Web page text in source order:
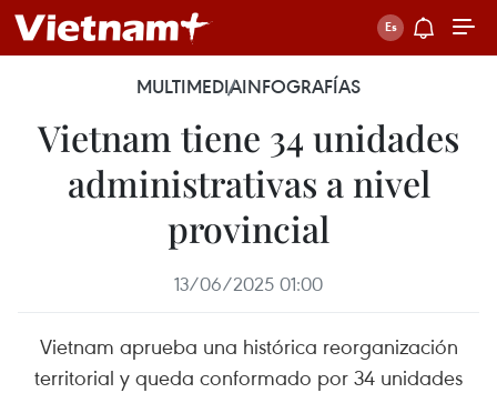
MULTIMEDIAINFOGRAFÍAS
Vietnam tiene 34 unidades
administrativas a nivel
provincial
13/06/2025 01:00
Vietnam aprueba una histórica reorganización
territorial y queda conformado por 34 unidades